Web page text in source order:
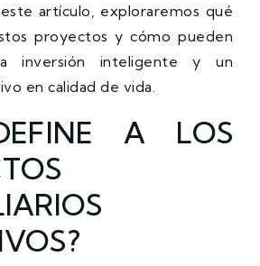
artículo, exploraremos qué
proyectos y cómo pueden
inversión inteligente y un
en calidad de vida.
A LOS